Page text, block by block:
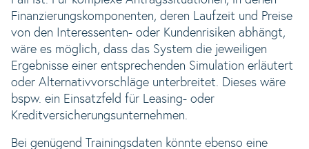
Finanzierungskomponenten, deren Laufzeit und Preise
von den Interessenten- oder Kundenrisiken abhängt,
wäre es möglich, dass das System die jeweiligen
Ergebnisse einer entsprechenden Simulation erläutert
oder Alternativvorschläge unterbreitet. Dieses wäre
bspw. ein Einsatzfeld für Leasing- oder
Kreditversicherungsunternehmen.
Bei genügend Trainingsdaten könnte ebenso eine